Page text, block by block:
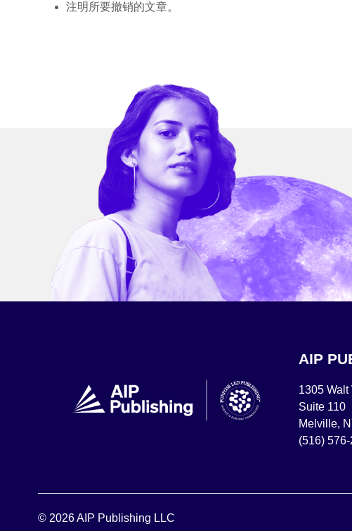
注明所要撤销的文章。
AIP
1305 Walt
Suite 110
Melville,
(516)
© 2026 AIP Publishing LLC